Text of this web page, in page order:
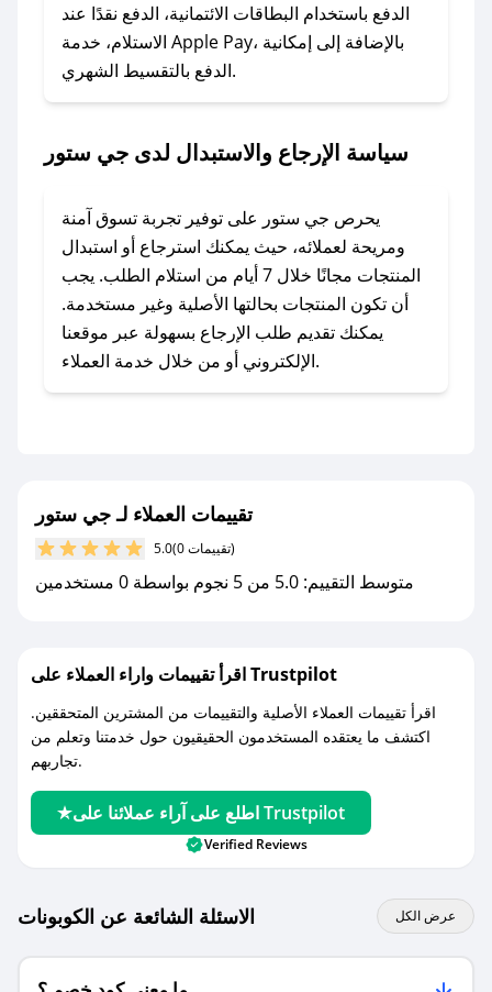
### ماذا أفعل إذا لم أجد كود خصم لمتجري
المفضل؟
في حال عدم توفر كوبونات لمتجرك المفضل، يمكنك
أسرع وقت ممكن.
### كيف تحصل على كوبونات خصم حصرية من
جي ستور؟
للحصول على كوبونات وخصومات حصرية، قم بما
يلي:
- اضغط على أيقونة متابعة لمتجر جي ستور في
تطبيق صحصح.
مع صحصح، تسوق بذكاء ووفّر على كل مشترياتك مع
الدفع باستخدام البطاقات الائتمانية، الدفع نقدًا عند
الاستلام، خدمة Apple Pay، بالإضافة إلى إمكانية
الدفع بالتقسيط الشهري.
سياسة الإرجاع والاستبدال لدى جي ستور
يحرص جي ستور على توفير تجربة تسوق آمنة
ومريحة لعملائه، حيث يمكنك استرجاع أو استبدال
المنتجات مجانًا خلال 7 أيام من استلام الطلب. يجب
أن تكون المنتجات بحالتها الأصلية وغير مستخدمة.
يمكنك تقديم طلب الإرجاع بسهولة عبر موقعنا
الإلكتروني أو من خلال خدمة العملاء.
تقييمات العملاء لـ جي ستور
5.0 (0 تقييمات)
متوسط التقييم: 5.0 من 5 نجوم بواسطة 0 مستخدمين
اقرأ تقييمات واراء العملاء على Trustpilot
اقرأ تقييمات العملاء الأصلية والتقييمات من المشترين المتحققين.
اكتشف ما يعتقده المستخدمون الحقيقيون حول خدمتنا وتعلم من
تجاربهم.
اطلع على آراء عملائنا على Trustpilot
Verified Reviews
الاسئلة الشائعة عن الكوبونات عرض الكل